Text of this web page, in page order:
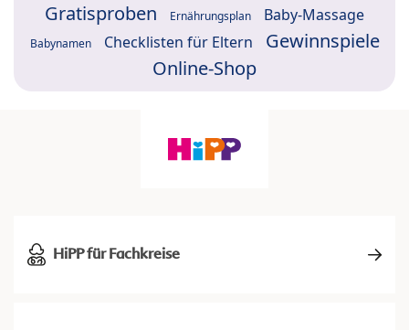
Gratisproben Ernährungsplan Baby-Massage
Babynamen Checklisten für Eltern
Gewinnspiele
Online-Shop
HiPP für Fachkreise